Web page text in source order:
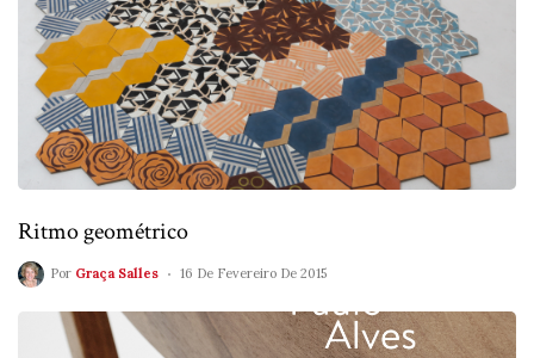
Ritmo geométrico
Por Graça Salles 16 De Fevereiro De 2015